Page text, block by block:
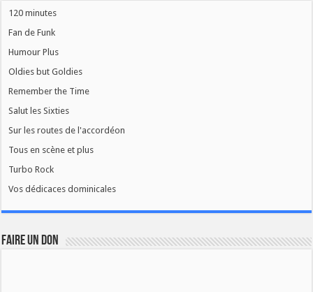
120 minutes
Fan de Funk
Humour Plus
Oldies but Goldies
Remember the Time
Salut les Sixties
Sur les routes de l'accordéon
Tous en scène et plus
Turbo Rock
Vos dédicaces dominicales
FAIRE UN DON